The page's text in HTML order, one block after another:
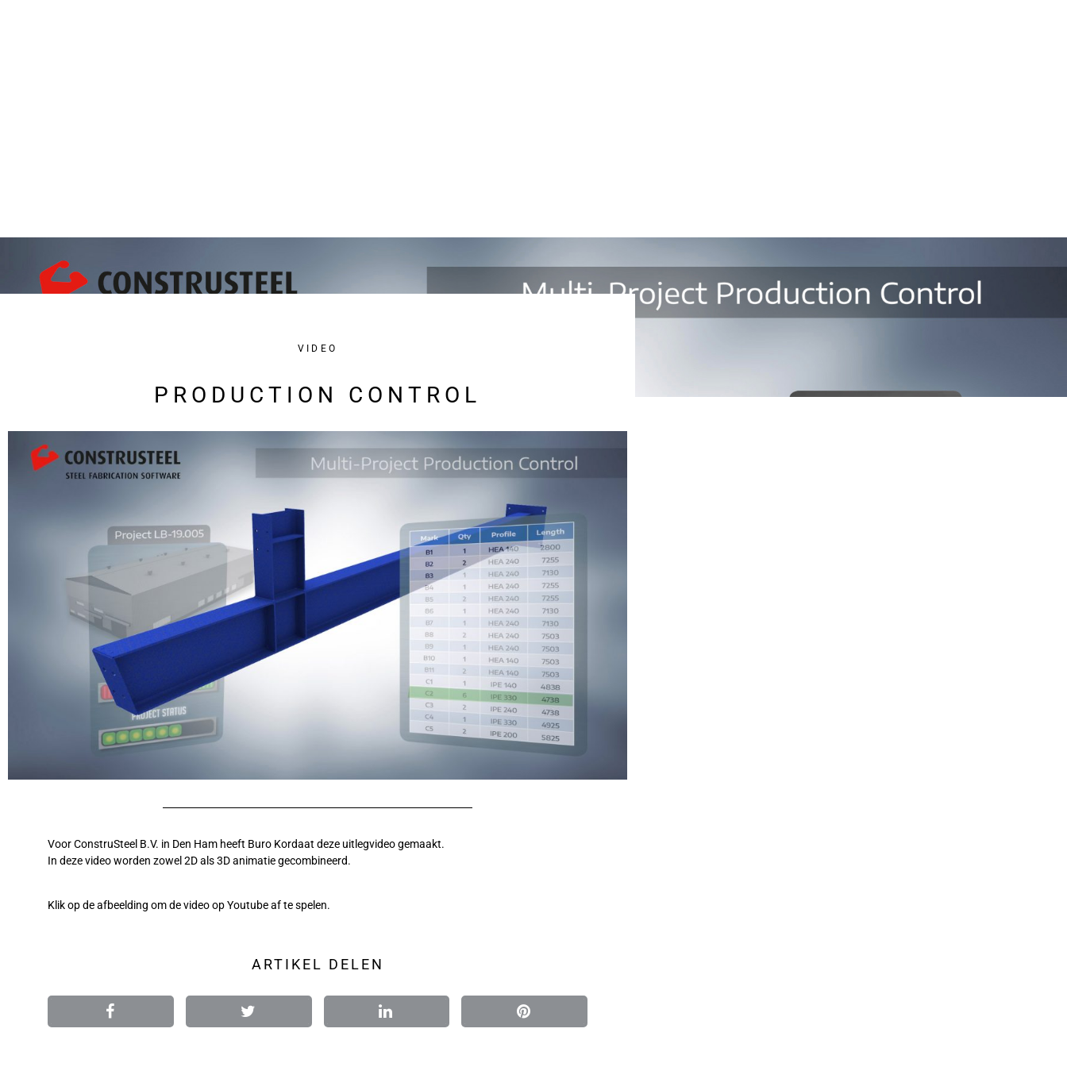
VIDEO
PRODUCTION CONTROL
Voor ConstruSteel B.V. in Den Ham heeft Buro Kordaat deze uitlegvideo gemaakt.
In deze video worden zowel 2D als 3D animatie gecombineerd.
Klik op de afbeelding om de video op Youtube af te spelen.
ARTIKEL DELEN